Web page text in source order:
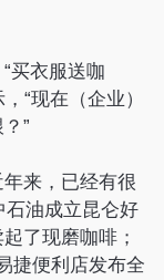
买衣服送咖
“现在（企业）
”
来，已经有很
石油成立昆仑好
了现磨咖啡；
捷便利店发布全